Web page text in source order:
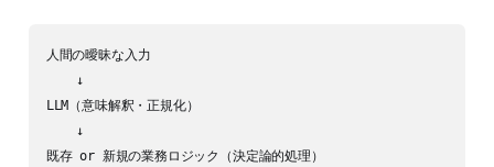
人間の曖昧な入力
    ↓
LLM（意味解釈・正規化）
    ↓
既存 or 新規の業務ロジック（決定論的処理）